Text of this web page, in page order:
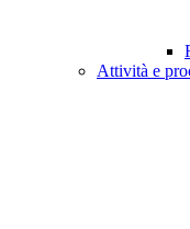
Attività e